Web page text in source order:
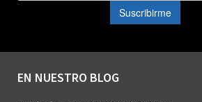
EN NUESTRO BLOG